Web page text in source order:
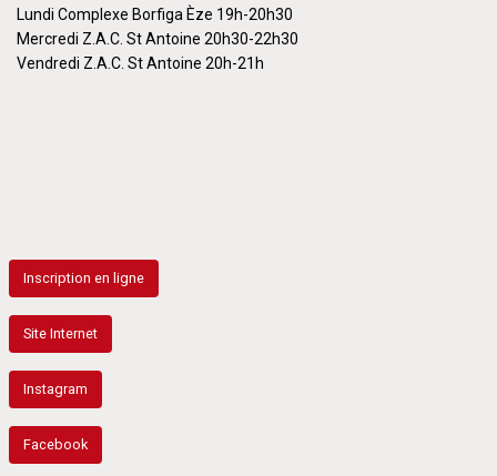
Lundi Complexe Borfiga Èze 19h-20h30
Mercredi Z.A.C. St Antoine 20h30-22h30
Vendredi Z.A.C. St Antoine 20h-21h
Inscription en ligne
Site Internet
Instagram
Facebook